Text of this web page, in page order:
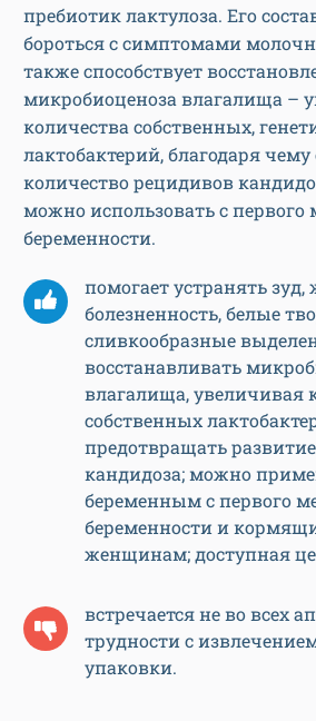
пребиотик лактулоза. Его
бороться с симптомами
также способствует
микробиоценоза влагалища –
количества собственных,
лактобактерий, благодаря
количество рецидивов
можно использовать с первого
беременности.
помогает устранять
болезненность, белые
сливкообразные
восстанавливать
влагалища, увеличивая
собственных
предотвращать
кандидоза; можно
беременным с первого
беременности и
женщинам; доступная
встречается не во всех
трудности с
упаковки.